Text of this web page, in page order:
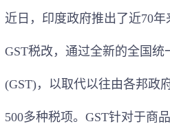
近日，印度政府推出了近70
GST税改，通过全新的全国统
(GST)，以取代以往由各邦政
500多种税项。GST针对于商